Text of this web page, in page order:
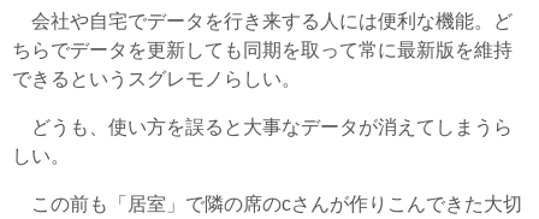
会社や自宅でデータを行き来する人には便利な機能。ど
ちらでデータを更新しても同期を取って常に最新版を維持
できるというスグレモノらしい。
どうも、使い方を誤ると大事なデータが消えてしまうら
しい。
この前も「居室」で隣の席のcさんが作りこんできた大切